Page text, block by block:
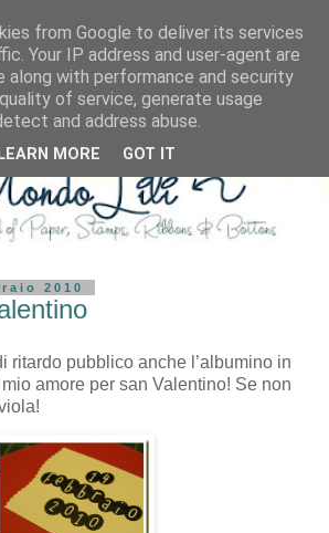
2010
ritardo pubblico anche l’albumino in
amore per san Valentino! Se non
from Google to deliver its services
Your IP address and user-agent are
along with performance and security
of service, generate usage
and address abuse.
LEARN MORE GOT IT